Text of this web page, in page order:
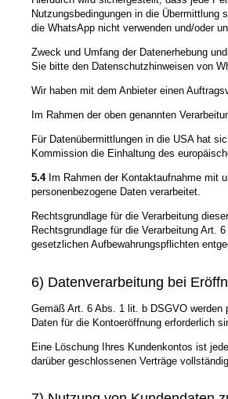
Nutzungsbedingungen in die
die WhatsApp nicht verwenden und/oder
Zweck und Umfang der Datenerhebung
Sie bitte den Datenschutzhinweisen von
Wir haben mit dem Anbieter einen
Im Rahmen der oben genannten
Für Datenübermittlungen in die USA hat
Kommission die Einhaltung des
5.4Im Rahmen der Kontaktaufnahme mit
personenbezogene Daten verarbeitet.
Rechtsgrundlage für die Verarbeitung
Rechtsgrundlage für die Verarbeitung Art.
gesetzlichen Aufbewahrungspflichten
6) Datenverarbeitung bei
Gemäß Art. 6 Abs. 1 lit. b DSGVO werden
Daten für die Kontoeröffnung erforderlich
Eine Löschung Ihres Kundenkontos ist
darüber geschlossenen Verträge